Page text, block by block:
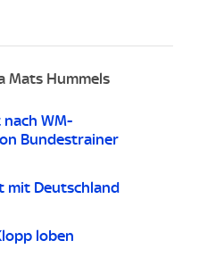
Mats Hummels
WM-
Bundestrainer
mit Deutschland
loben